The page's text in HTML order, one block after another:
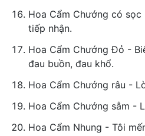
Hoa Cẩm Chướng có
tiếp nhận.
Hoa Cẩm Chướng Đỏ -
đau buồn, đau khổ.
Hoa Cẩm Chướng râu -
Hoa Cẩm Chướng sẫm -
Hoa Cẩm Nhung - Tôi